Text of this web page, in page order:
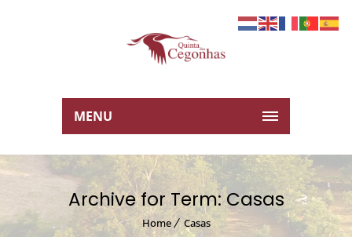
MENU
Archive for Term: Casas
Home Casas